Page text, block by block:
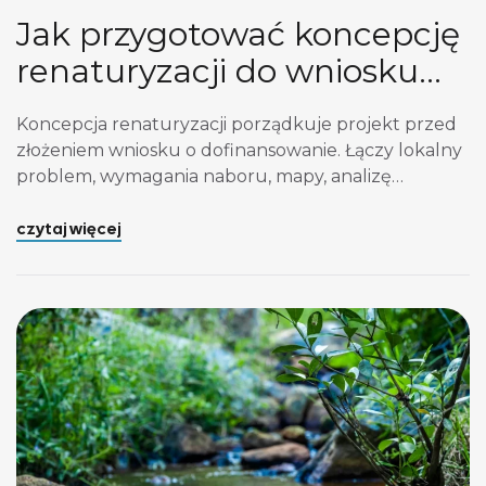
Jak przygotować koncepcję
renaturyzacji do wniosku
FENX.02.04.4?
Koncepcja renaturyzacji porządkuje projekt przed
złożeniem wniosku o dofinansowanie. Łączy lokalny
problem, wymagania naboru, mapy, analizę
oraz harmonogram zgód i pozwoleń. Dla samorządu
dotyczy projekt, jakie działania zostaną
przygotowane, kto odpowiada za poszczególne
części oraz jak etap przygotowawczy doprowadzi
[…]
czytaj więcej